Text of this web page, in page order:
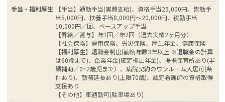
手当・福利厚生
【手当】通勤手当(実費支給)、資格手当25,000円、皆勤手
当5,000円、扶養手当8,000円～20,000円、夜勤手当
10,000円／回、ベースアップ手当
【昇給／賞与】年1回／年2回（過去実績2ヶ月分）
【社会保険】雇用保険、労災保険、厚生年金、健康保険
【福利厚生】退職金制度(勤続年数3年以上 ※退職金の計算
は60歳まで)、企業年金(確定拠出年金)、提携保育所あり(半
額補助／0~2歳児まで）、病院契約のワンルーム入居可(条
件あり)、勤務延長あり(上限70歳)、認定看護師の資格取得
支援あり
【その他】車通勤可(駐車場あり)